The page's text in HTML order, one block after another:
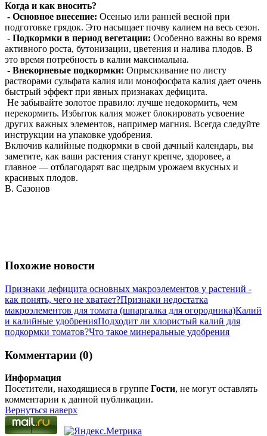
Когда и как вносить?
- Основное внесение: Осенью или ранней весной при
подготовке грядок. Это насыщает почву калием на весь сезон.
- Подкормки в период вегетации: Особенно важны во время
активного роста, бутонизации, цветения и налива плодов. В
это время потребность в калии максимальна.
- Внекорневые подкормки: Опрыскивание по листу
растворами сульфата калия или монофосфата калия дает очень
быстрый эффект при явных признаках дефицита.
Не забывайте золотое правило: лучше недокормить, чем
перекормить. Избыток калия может блокировать усвоение
других важных элементов, например магния. Всегда следуйте
инструкции на упаковке удобрения.
Включив калийные подкормки в свой дачный календарь, вы
заметите, как ваши растения станут крепче, здоровее, а
главное — отблагодарят вас щедрым урожаем вкусных и
красивых плодов.
В. Сазонов
Похожие новости
Признаки дефицита основных макроэлементов у растений -
как понять, чего не хватает?Признаки недостатка
макроэлементов для томата (шпаргалка для огородника)Калий
и калийные удобренияПодходит ли хлористый калий для
подкормки томатов?Что такое минеральные удобрения
Комментарии (0)
Информация
Посетители, находящиеся в группе Гости, не могут оставлять
комментарии к данной публикации.
Вернуться наверх